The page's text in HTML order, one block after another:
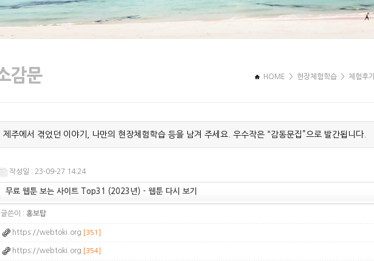
HOME > 현장체험학습 > 체험후기
제주에서 겪었던 이야기, 나만의 현장체험학습 등을 남겨 주세요. 우수작은 “감동문집”으로 발간됩니다.
작성일 : 23-09-27 14:24
무료 웹툰 보는 사이트 Top31 (2023년) - 웹툰 다시 보기
글쓴이 : 홍보탑
https://webtoki.org [351]
https://webtoki.org [354]